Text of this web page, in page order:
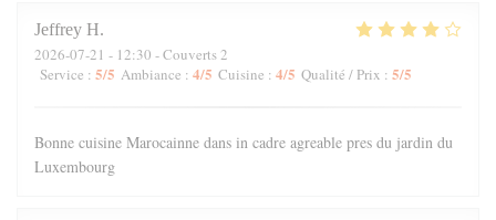
Jeffrey H
2026-07-21 - 12:30 - Couverts 2
Service : 5/5 Ambiance : 4/5 Cuisine : 4/5 Qualité / Prix : 5/5
Bonne cuisine Marocainne dans in cadre agreable pres du jardin du
Luxembourg